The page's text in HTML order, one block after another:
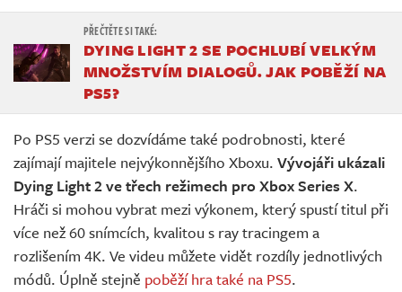
DYING LIGHT 2 SE POCHLUBÍ VELKÝM
MNOŽSTVÍM DIALOGŮ. JAK POBĚŽÍ NA
PS5?
Po PS5 verzi se dozvídáme také podrobnosti, které
zajímají majitele nejvýkonnějšího Xboxu. Vývojáři ukázali
Dying Light 2 ve třech režimech pro Xbox Series X.
Hráči si mohou vybrat mezi výkonem, který spustí titul při
více než 60 snímcích, kvalitou s ray tracingem a
rozlišením 4K. Ve videu můžete vidět rozdíly jednotlivých
módů. Úplně stejně poběží hra také na PS5.